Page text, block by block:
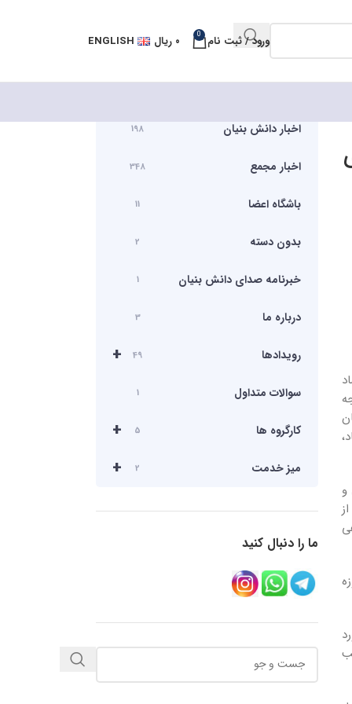
ورود / ثبت نام 0 ۰ ریال ENGLISH
و
از
اخبار دانش بنیان 198
اخبار مجمع 348
باشگاه اعضا 11
بدون دسته 2
خبرنامه صدای دانش بنیان 1
درباره ما 3
+ رویدادها 49
سوالات متداول 1
+ کارگروه ها 5
+ میز خدمت 2
ما را دنبال کنید